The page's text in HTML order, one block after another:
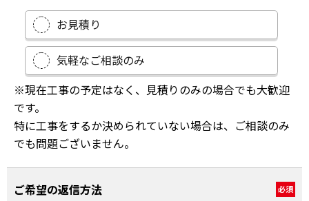
お見積り
気軽なご相談のみ
※現在工事の予定はなく、見積りのみの場合でも大歓迎
です。
特に工事をするか決められていない場合は、ご相談のみ
でも問題ございません。
ご希望の返信方法 必須